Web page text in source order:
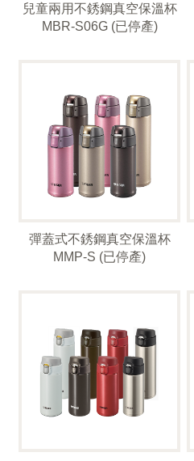
兒童兩用不銹鋼真空保溫杯
MBR-S06G (已停產)
彈蓋式不銹鋼真空保溫杯
MMP-S (已停產)